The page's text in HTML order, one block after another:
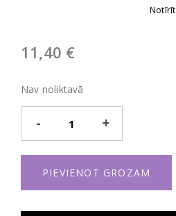
Notīrīt
11,40 €
Nav noliktavā
PIEVIENOT GROZAM